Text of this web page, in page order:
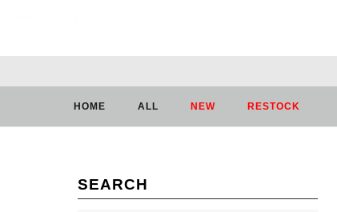
HOME ALL NEW RESTOCK
SEARCH